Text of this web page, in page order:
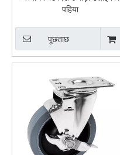
पहिया
पूछताछ